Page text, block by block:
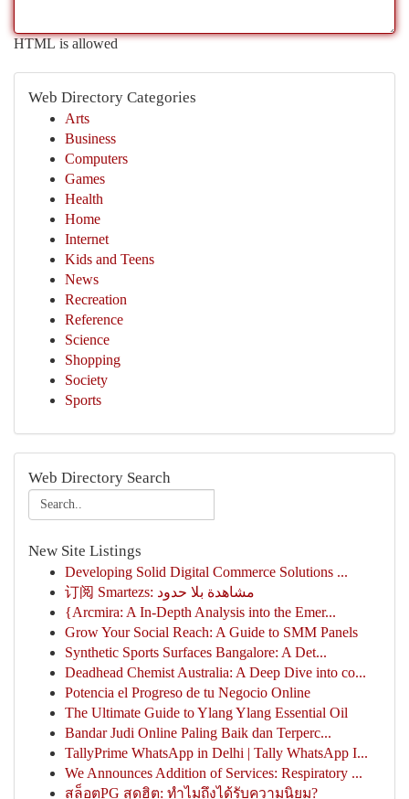
HTML is allowed
Web Directory Categories
Arts
Business
Computers
Games
Health
Home
Internet
Kids and Teens
News
Recreation
Reference
Science
Shopping
Society
Sports
Web Directory Search
New Site Listings
Developing Solid Digital Commerce Solutions ...
订阅 Smartezs: مشاهدة بلا حدود
{Arcmira: A In-Depth Analysis into the Emer...
Grow Your Social Reach: A Guide to SMM Panels
Synthetic Sports Surfaces Bangalore: A Det...
Deadhead Chemist Australia: A Deep Dive into co...
Potencia el Progreso de tu Negocio Online
The Ultimate Guide to Ylang Ylang Essential Oil
Bandar Judi Online Paling Baik dan Terperc...
TallyPrime WhatsApp in Delhi | Tally WhatsApp I...
We Announces Addition of Services: Respiratory ...
สล็อตPG สุดฮิต: ทำไมถึงได้รับความนิยม?